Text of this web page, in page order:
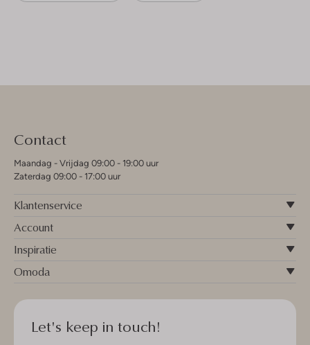
Contact
Maandag - Vrijdag 09:00 - 19:00 uur
Zaterdag 09:00 - 17:00 uur
Klantenservice
Account
Inspiratie
Omoda
Let's keep in touch!